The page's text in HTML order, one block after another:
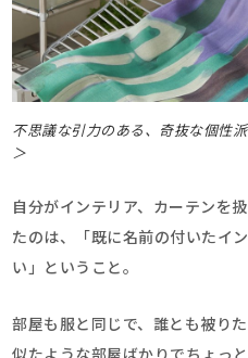
不思議な引力のある、奇抜な個性
＞
自分がインテリア、カーテンを
たのは、「既に名前の付いたイ
い」ということ。
部屋も服と同じで、誰とも被り